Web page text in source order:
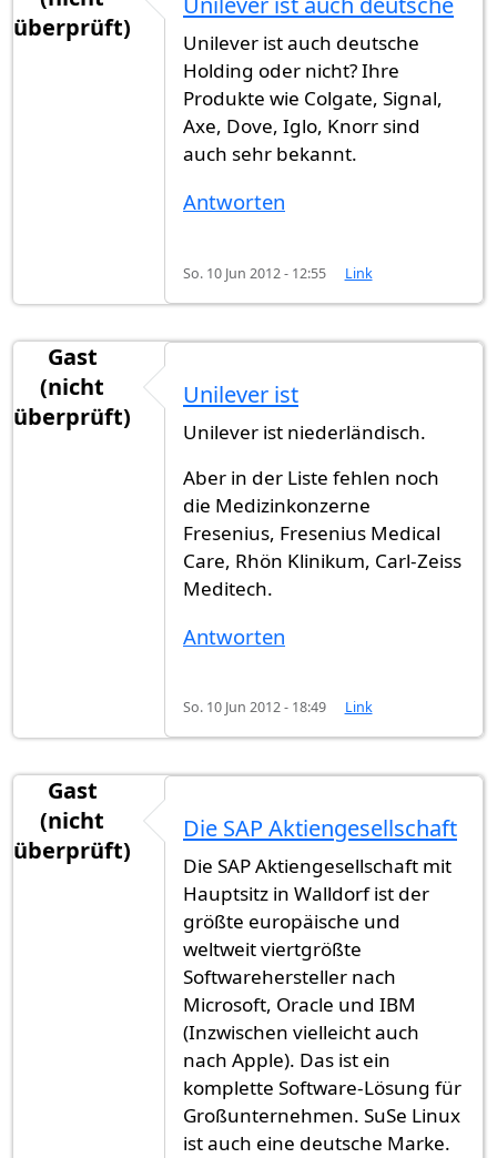
überprüft)
Unilever ist auch deutsche
Holding oder nicht? Ihre
Produkte wie Colgate, Signal,
Axe, Dove, Iglo, Knorr sind
auch sehr bekannt.
Antworten
So. 10 Jun 2012 - 12:55 Link
Gast
(nicht
überprüft)
Unilever ist
Unilever ist niederländisch.
Aber in der Liste fehlen noch
die Medizinkonzerne
Fresenius, Fresenius Medical
Care, Rhön Klinikum, Carl-Zeiss
Meditech.
Antworten
So. 10 Jun 2012 - 18:49 Link
Gast
(nicht
überprüft)
Die SAP Aktiengesellschaft
Die SAP Aktiengesellschaft mit
Hauptsitz in Walldorf ist der
größte europäische und
weltweit viertgrößte
Softwarehersteller nach
Microsoft, Oracle und IBM
(Inzwischen vielleicht auch
nach Apple). Das ist ein
komplette Software-Lösung für
Großunternehmen. SuSe Linux
ist auch eine deutsche Marke.